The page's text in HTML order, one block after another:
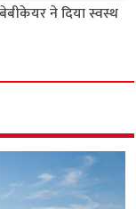
ने दिया स्वस्थ